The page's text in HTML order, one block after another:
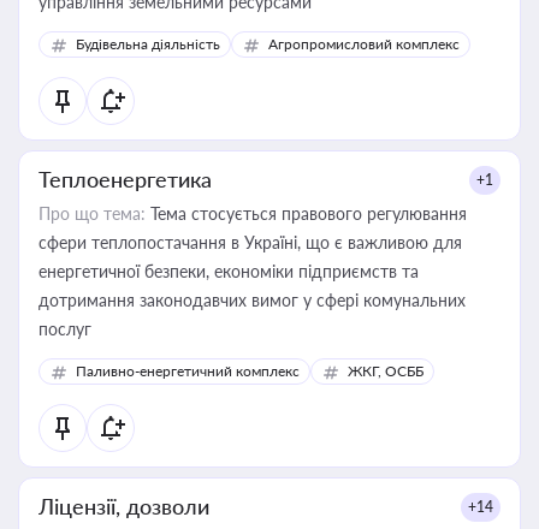
Будівельна діяльність Агропромисловий комплекс
Теплоенергетика +1
Про що тема: Тема стосується правового регулювання
сфери теплопостачання в Україні, що є важливою для
енергетичної безпеки, економіки підприємств та
дотримання законодавчих вимог у сфері комунальних
послуг
Паливно-енергетичний комплекс ЖКГ, ОСББ
Ліцензії, дозволи +14